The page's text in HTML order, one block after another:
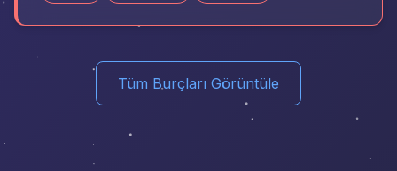
Tüm Burçları Görüntüle